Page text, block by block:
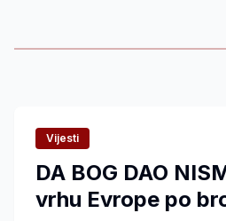
Vijesti
DA BOG DAO
vrhu Evrope po